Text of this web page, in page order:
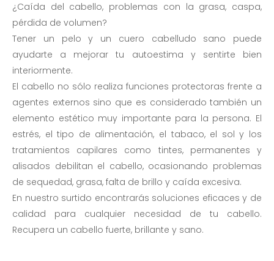
¿Caída del cabello, problemas con la grasa, caspa,
pérdida de volumen?
Tener un pelo y un cuero cabelludo sano puede
ayudarte a mejorar tu autoestima y sentirte bien
interiormente.
El cabello no sólo realiza funciones protectoras frente a
agentes externos sino que es considerado también un
elemento estético muy importante para la persona. El
estrés, el tipo de alimentación, el tabaco, el sol y los
tratamientos capilares como tintes, permanentes y
alisados debilitan el cabello, ocasionando problemas
de sequedad, grasa, falta de brillo y caída excesiva.
En nuestro surtido encontrarás soluciones eficaces y de
calidad para cualquier necesidad de tu cabello.
Recupera un cabello fuerte, brillante y sano.